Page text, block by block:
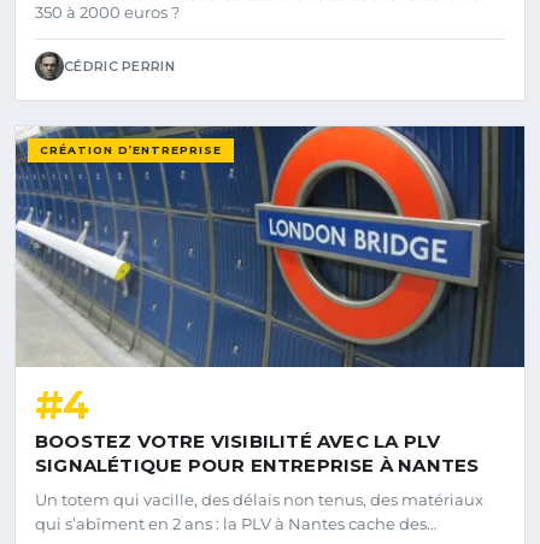
350 à 2000 euros ?
CÉDRIC PERRIN
CRÉATION D’ENTREPRISE
#4
BOOSTEZ VOTRE VISIBILITÉ AVEC LA PLV
SIGNALÉTIQUE POUR ENTREPRISE À NANTES
Un totem qui vacille, des délais non tenus, des matériaux
qui s’abîment en 2 ans : la PLV à Nantes cache des…